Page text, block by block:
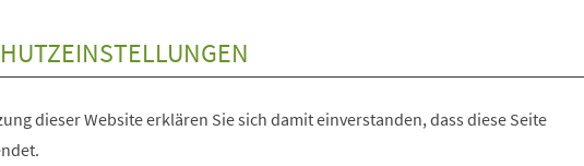
dieser Website erklären Sie sich damit einverstanden, dass diese Seite